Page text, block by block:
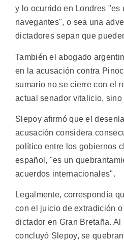
y lo ocurrido en Londres "es
navegantes", o sea una
dictadores sepan que
También el abogado
en la acusación contra
sumario no se cierre con el
actual senador vitalicio, sino
Slepoy afirmó que el
acusación considera
político entre los gobiernos
español, "es un
acuerdos internacionales".
Legalmente, correspondía
con el juicio de extradición
dictador en Gran Bretaña. Al
concluyó Slepoy, se